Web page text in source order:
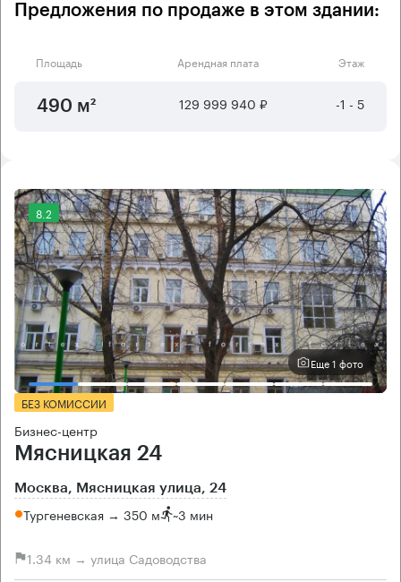
Предложения по продаже в этом здании:
Площадь Арендная плата Этаж
490 м² 129 999 940 ₽ -1 - 5
8.2
Еще 1 фото
БЕЗ КОМИССИИ
Бизнес-центр
Мясницкая 24
Москва, Мясницкая улица, 24
Тургеневская → 350 м ~3 мин
1.34 км → улица Садоводства